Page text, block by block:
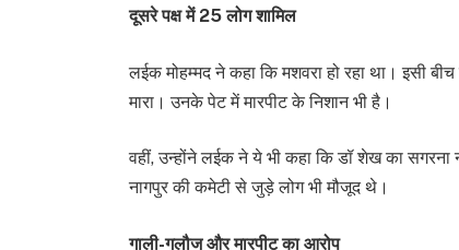
दूसरे पक्ष में 25 लोग शामिल
लईक मोहम्मद ने कहा कि​​​​​​​मशवरा हो रहा था। इसी
मारा। उनके पेट में मारपीट के निशान भी है।
वहीं, उन्होंने लईक ने ये भी कहा कि डॉ शेख का सगरना
नागपुर की कमेटी से जुड़े लोग भी मौजूद थे।
गाली-गलौज और मारपीट का आरोप